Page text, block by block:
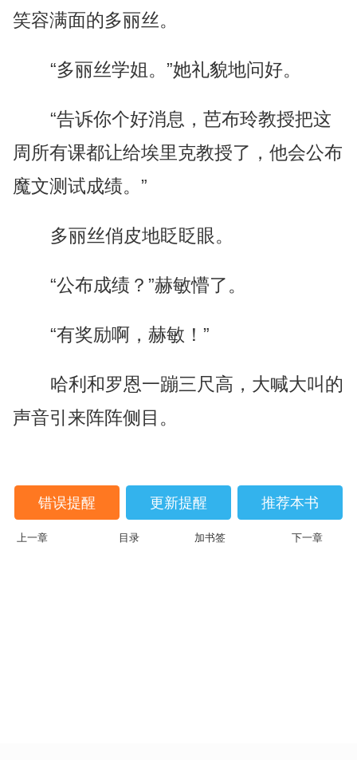
笑容满面的多丽丝。
“多丽丝学姐。”她礼貌地问好。
“告诉你个好消息，芭布玲教授把这
周所有课都让给埃里克教授了，他会公布
魔文测试成绩。”
多丽丝俏皮地眨眨眼。
“公布成绩？”赫敏懵了。
“有奖励啊，赫敏！”
哈利和罗恩一蹦三尺高，大喊大叫的
声音引来阵阵侧目。
错误提醒 更新提醒 推荐本书
上一章 目录 加书签 下一章